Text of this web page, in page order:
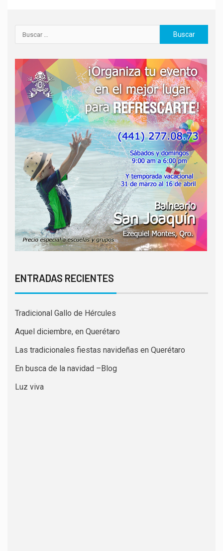
ENTRADAS RECIENTES
Tradicional Gallo de Hércules
Aquel diciembre, en Querétaro
Las tradicionales fiestas navideñas en Querétaro
En busca de la navidad –Blog
Luz viva